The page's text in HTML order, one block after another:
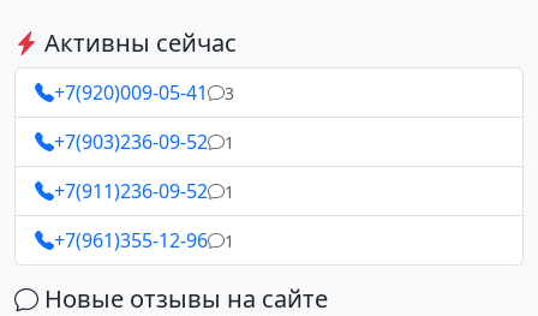
Активны сейчас
+7(920)009-05-41 3
+7(903)236-09-52 1
+7(911)236-09-52 1
+7(961)355-12-96 1
Новые отзывы на сайте